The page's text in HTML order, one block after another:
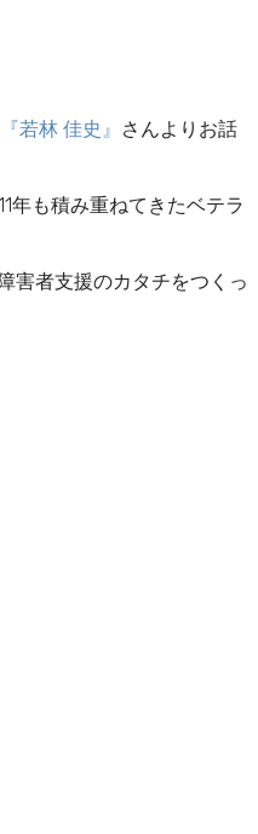
『若林 佳史』 さんよりお話
年も積み重ねてきたベテラ
害者支援のカタチをつくっ